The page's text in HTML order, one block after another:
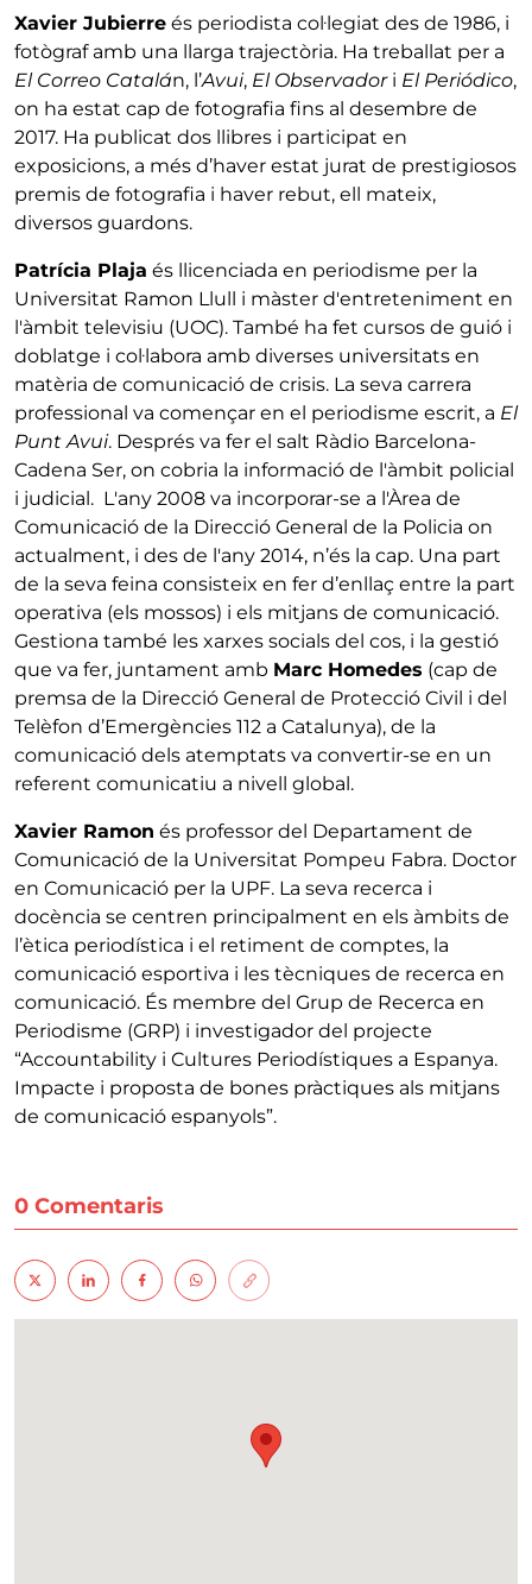
Xavier Jubierre és periodista col·legiat des de 1986, i
fotògraf amb una llarga trajectòria. Ha treballat per a
El Correo Catalán, l’Avui, El Observador i El Periódico,
on ha estat cap de fotografia fins al desembre de
2017. Ha publicat dos llibres i participat en
exposicions, a més d’haver estat jurat de prestigiosos
premis de fotografia i haver rebut, ell mateix,
diversos guardons.
Patrícia Plaja és llicenciada en periodisme per la
Universitat Ramon Llull i màster d'entreteniment en
l'àmbit televisiu (UOC). També ha fet cursos de guió i
doblatge i col·labora amb diverses universitats en
matèria de comunicació de crisis. La seva carrera
professional va començar en el periodisme escrit, a El
Punt Avui. Després va fer el salt Ràdio Barcelona-
Cadena Ser, on cobria la informació de l'àmbit policial
i judicial. L'any 2008 va incorporar-se a l'Àrea de
Comunicació de la Direcció General de la Policia on
actualment, i des de l'any 2014, n’és la cap. Una part
de la seva feina consisteix en fer d’enllaç entre la part
operativa (els mossos) i els mitjans de comunicació.
Gestiona també les xarxes socials del cos, i la gestió
que va fer, juntament amb Marc Homedes (cap de
premsa de la Direcció General de Protecció Civil i del
Telèfon d’Emergències 112 a Catalunya), de la
comunicació dels atemptats va convertir-se en un
referent comunicatiu a nivell global.
Xavier Ramon és professor del Departament de
Comunicació de la Universitat Pompeu Fabra. Doctor
en Comunicació per la UPF. La seva recerca i
docència se centren principalment en els àmbits de
l’ètica periodística i el retiment de comptes, la
comunicació esportiva i les tècniques de recerca en
comunicació. És membre del Grup de Recerca en
Periodisme (GRP) i investigador del projecte
“Accountability i Cultures Periodístiques a Espanya.
Impacte i proposta de bones pràctiques als mitjans
de comunicació espanyols”.
0 Comentaris